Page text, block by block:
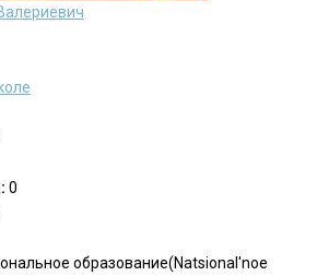
0
образование(Natsional'noe